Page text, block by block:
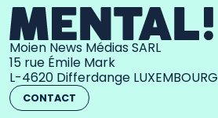
Moien News Médias SARL
15 rue Émile Mark
L-4620 Differdange LUXEMBOURG
CONTACT